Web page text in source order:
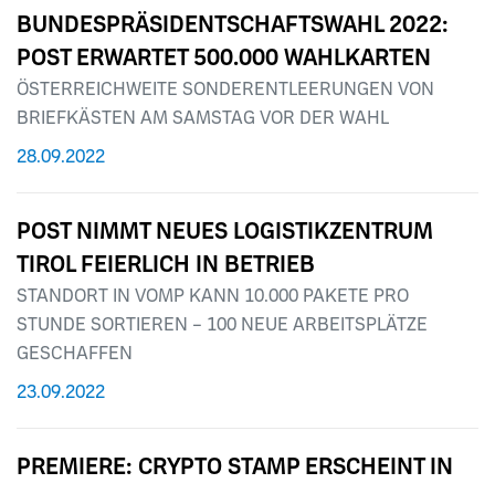
BUNDESPRÄSIDENTSCHAFTSWAHL 2022:
POST ERWARTET 500.000 WAHLKARTEN
ÖSTERREICHWEITE SONDERENTLEERUNGEN VON
BRIEFKÄSTEN AM SAMSTAG VOR DER WAHL
28.09.2022
POST NIMMT NEUES LOGISTIKZENTRUM
TIROL FEIERLICH IN BETRIEB
STANDORT IN VOMP KANN 10.000 PAKETE PRO
STUNDE SORTIEREN – 100 NEUE ARBEITSPLÄTZE
GESCHAFFEN
23.09.2022
PREMIERE: CRYPTO STAMP ERSCHEINT IN